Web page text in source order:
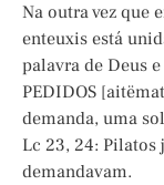
Na outra vez que
enteuxis está
palavra de Deus
PEDIDOS
demanda, uma
Lc 23, 24: Pilatos
demandavam.